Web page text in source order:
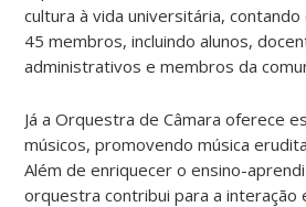
cultura à vida universitária, contando
45 membros, incluindo alunos,
administrativos e membros da
Já a Orquestra de Câmara oferece
músicos, promovendo música
Além de enriquecer o ensino-
orquestra contribui para a interação